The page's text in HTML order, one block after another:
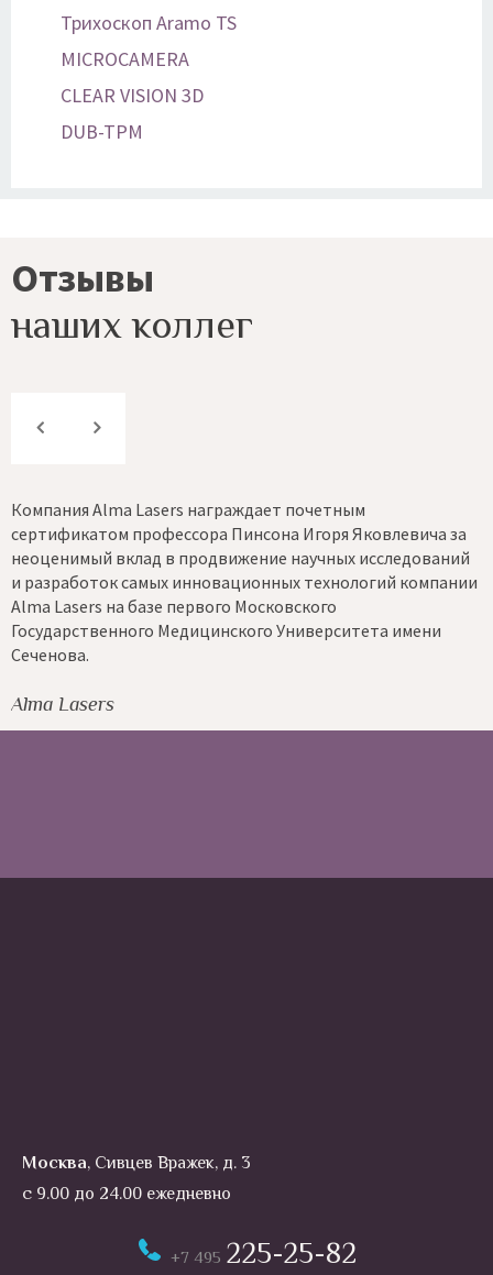
Трихоскоп Aramo TS
MICROCAMERA
CLEAR VISION 3D
DUB-TPM
Отзывы
наших коллег
почетным
Игоря Яковлевича за
научных исследований
технологий компании
Университета имени
Я много лет сотрудничаю с
могу засвидетельствовать,
потенциалу, так и по
соответствует лучшим
дерматокосметологических
Москва, Сивцев Вражек, д. 3
с 9.00 до 24.00 ежедневно
+7 495 225-25-82